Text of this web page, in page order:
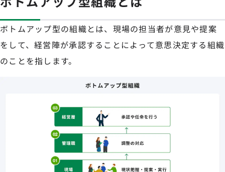
ボトムアップ型の組織とは、現場の担当者が意見や提案
をして、経営陣が承認することによって意思決定する組織
のことを指します。